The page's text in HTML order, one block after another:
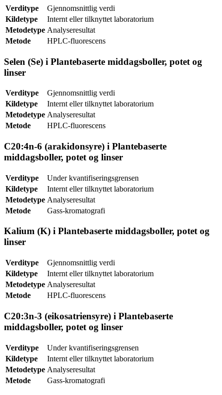
Verditype
Gjennomsnittlig verdi
Kildetype
Internt eller tilknyttet laboratorium
Metodetype Analyseresultat
Metode
HPLC-fluorescens
Selen (Se) i Plantebaserte middagsboller, potet og
linser
Verditype
Gjennomsnittlig verdi
Kildetype
Internt eller tilknyttet laboratorium
Metodetype Analyseresultat
Metode
HPLC-fluorescens
C20:4n-6 (arakidonsyre) i Plantebaserte
middagsboller, potet og linser
Verditype
Under kvantifiseringsgrensen
Kildetype
Internt eller tilknyttet laboratorium
Metodetype Analyseresultat
Metode
Gass-kromatografi
Kalium (K) i Plantebaserte middagsboller, potet og
linser
Verditype
Gjennomsnittlig verdi
Kildetype
Internt eller tilknyttet laboratorium
Metodetype Analyseresultat
Metode
HPLC-fluorescens
C20:3n-3 (eikosatriensyre) i Plantebaserte
middagsboller, potet og linser
Verditype
Under kvantifiseringsgrensen
Kildetype
Internt eller tilknyttet laboratorium
Metodetype Analyseresultat
Metode
Gass-kromatografi